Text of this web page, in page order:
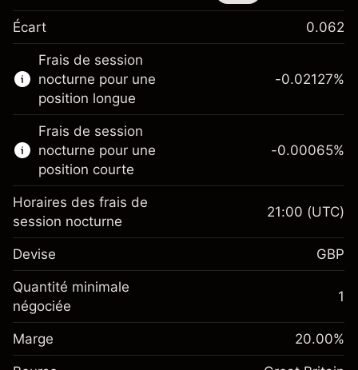
Cet instrument financier est disponible pour
le trading via les CFD et les Knock-outs.
En savoir plus sur :
CFD
Knock-outs
Écart 0.062
Frais de session
nocturne pour une
position longue
Marge. Votre
investissement
£1,000.00
Ajustement des fonds de
overnight
(-£1.06)
Taille de la position avec effet de levier
-0.02127%
Frais de session
nocturne pour une
position courte
Marge. Votre
investissement
Ajustement des fonds
-0.000646
-0.00065%
Horaires des frais de
session nocturne
21:00 (UTC)
Devise GBP
Quantité minimale
négociée
1
Marge 20.00%